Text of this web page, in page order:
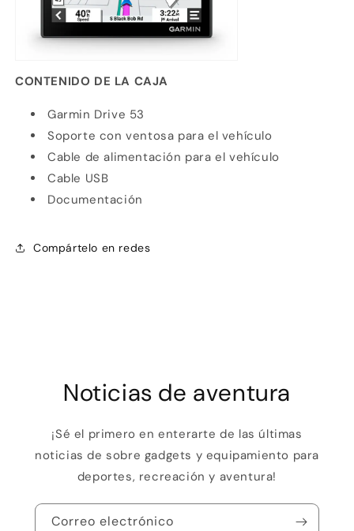
CONTENIDO DE LA CAJA
Garmin Drive 53
Soporte con ventosa para el vehículo
Cable de alimentación para el vehículo
Cable USB
Documentación
Compártelo en redes
Noticias de aventura
¡Sé el primero en enterarte de las últimas
noticias de sobre gadgets y equipamiento para
deportes, recreación y aventura!
Correo electrónico